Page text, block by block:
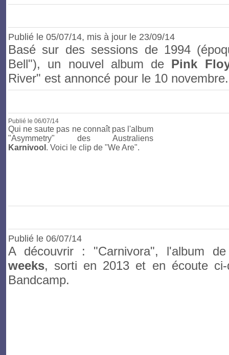
Publié le 05/07/14, mis à jour le 23/09/14
Basé sur des sessions de 1994
Bell"), un nouvel album de Pink
River" est annoncé pour le 10 novembre.
Publié le 06/07/14
Qui ne saute pas ne connaît pas l'album
"Asymmetry" des Australiens
Karnivool . Voici le clip de "We Are".
Publié le 06/07/14
A découvrir : "Carnivora", l'album
weeks, sorti en 2013 et en écoute ci-
Bandcamp.